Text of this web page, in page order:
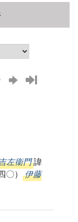
左衞門諱
〇） 伊藤